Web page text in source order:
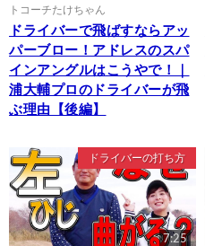
トコーチたけちゃん
ドライバーで飛ばすならアッ
パーブロー！アドレスのスパ
インアングルはこうやで！｜
浦大輔プロのドライバーが飛
ぶ理由【後編】
ドライバーの打ち方
7:25